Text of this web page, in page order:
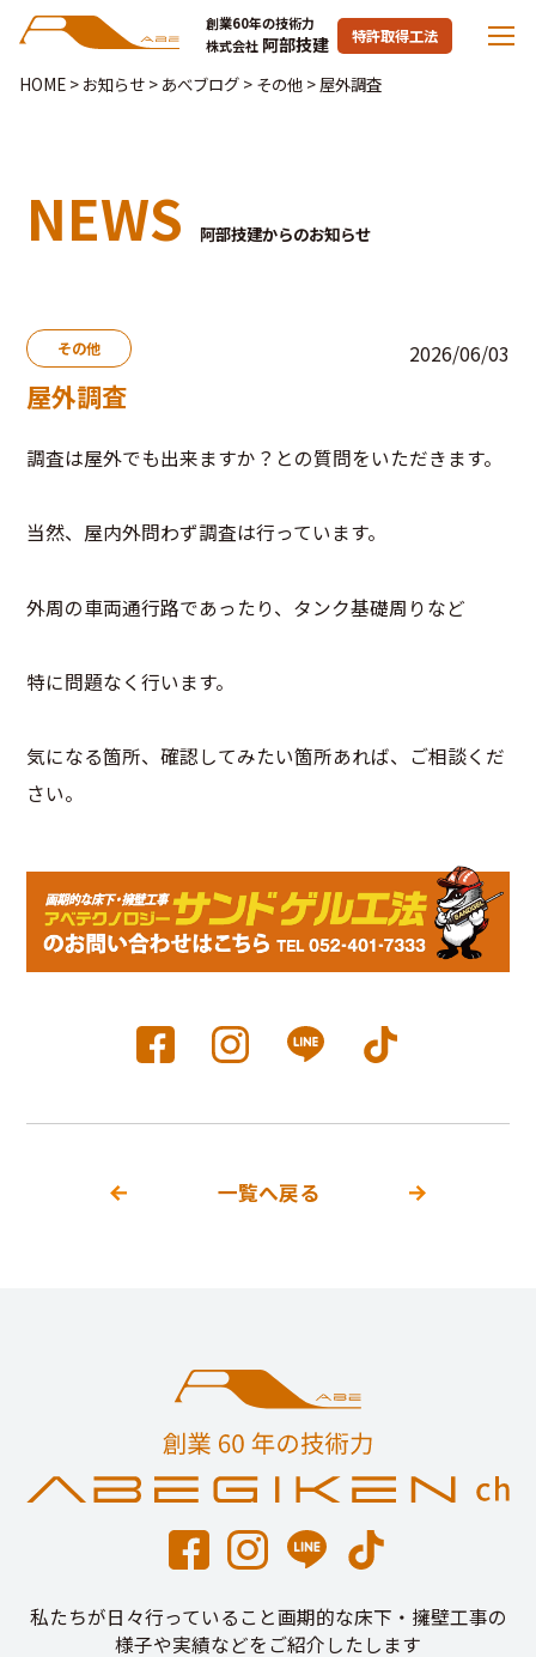
創業60年の技術力
株式会社 阿部技建 特許取得工法
HOME> お知らせ> あべブログ> その他> 屋外調査
NEWS 阿部技建からのお知らせ
その他 2026/06/03
屋外調査
調査は屋外でも出来ますか？との質問をいただきます。
当然、屋内外問わず調査は行っています。
外周の車両通行路であったり、タンク基礎周りなど
特に問題なく行います。
気になる箇所、確認してみたい箇所あれば、ご相談くだ
さい。
一覧へ戻る
私たちが日々行っていること画期的な床下・擁壁工事の
様子や実績などをご紹介したします